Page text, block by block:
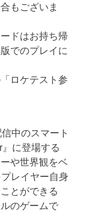
もございま
ドはお持ち帰
でのプレイに
ロケテスト参
中のスマート
に登場する
や世界観をベ
レイヤー自身
とができる
のゲームで